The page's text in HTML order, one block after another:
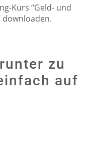
Kurs “Geld- und
downloaden.
zu
auf